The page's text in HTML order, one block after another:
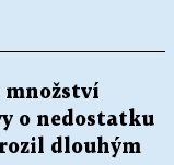
množství
o nedostatku
dlouhým